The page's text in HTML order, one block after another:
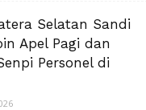
Selatan Sandi
Apel Pagi dan
Personel di